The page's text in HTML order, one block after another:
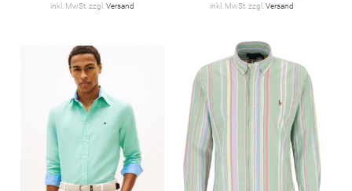
inkl. MwSt. zzgl. Versand inkl. MwSt. zzgl. Versand